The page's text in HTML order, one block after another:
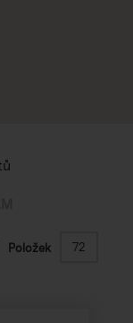
Položek 72